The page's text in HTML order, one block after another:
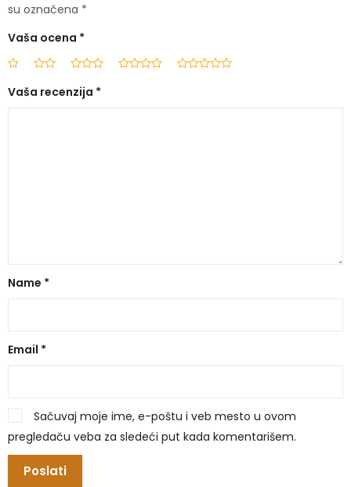
su označena *
Vaša ocena *
Vaša recenzija *
Name *
Email *
Sačuvaj moje ime, e-poštu i veb mesto u ovom
pregledaču veba za sledeći put kada komentarišem.